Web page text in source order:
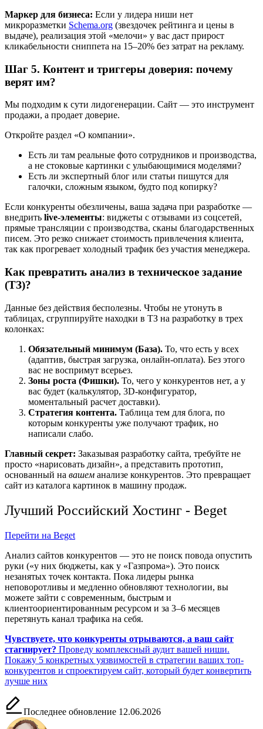
Маркер для бизнеса: Если у лидера ниши нет
микроразметки Schema.org (звездочек рейтинга и цены в
выдаче), реализация этой «мелочи» у вас даст прирост
кликабельности сниппета на 15–20% без затрат на рекламу.
Шаг 5. Контент и триггеры доверия: почему
верят им?
Мы подходим к сути лидогенерации. Сайт — это инструмент
продажи, а продает доверие.
Откройте раздел «О компании».
Есть ли там реальные фото сотрудников и производства,
а не стоковые картинки с улыбающимися моделями?
Есть ли экспертный блог или статьи пишутся для
галочки, сложным языком, будто под копирку?
Если конкуренты обезличены, ваша задача при разработке —
внедрить live-элементы: виджеты с отзывами из соцсетей,
прямые трансляции с производства, сканы благодарственных
писем. Это резко снижает стоимость привлечения клиента,
так как прогревает холодный трафик без участия менеджера.
Как превратить анализ в техническое задание
(ТЗ)?
Данные без действия бесполезны. Чтобы не утонуть в
таблицах, сгруппируйте находки в ТЗ на разработку в трех
колонках:
Обязательный минимум (База). То, что есть у всех
(адаптив, быстрая загрузка, онлайн-оплата). Без этого
вас не воспримут всерьез.
Зоны роста (Фишки). То, чего у конкурентов нет, а у
вас будет (калькулятор, 3D-конфигуратор,
моментальный расчет доставки).
Стратегия контента. Таблица тем для блога, по
которым конкуренты уже получают трафик, но
написали слабо.
Главный секрет: Заказывая разработку сайта, требуйте не
просто «нарисовать дизайн», а представить прототип,
основанный на вашем анализе конкурентов. Это превращает
сайт из каталога картинок в машину продаж.
Лучший Российский Хостинг - Beget
Перейти на Beget
Анализ сайтов конкурентов — это не поиск повода опустить
руки («у них бюджеты, как у «Газпрома»). Это поиск
незанятых точек контакта. Пока лидеры рынка
неповоротливы и медленно обновляют технологии, вы
можете зайти с современным, быстрым и
клиентоориентированным ресурсом и за 3–6 месяцев
перетянуть канал трафика на себя.
Чувствуете, что конкуренты отрываются, а ваш сайт
стагнирует? Проведу комплексный аудит вашей ниши.
Покажу 5 конкретных уязвимостей в стратегии ваших топ-
конкурентов и спроектируем сайт, который будет конвертить
лучше них
Последнее обновление 12.06.2026